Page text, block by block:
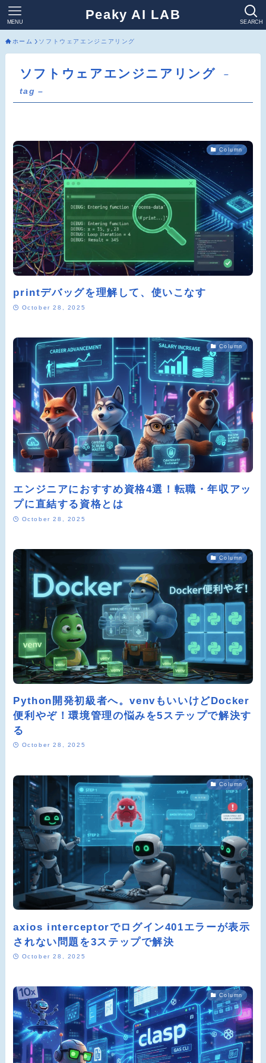
Peaky AI LAB SEARCH
MENU
ホーム ソフトウェアエンジニアリング
ソフトウェアエンジニアリング
–
tag –
Column
printデバッグを理解して、使いこなす
October 28, 2025
Column
エンジニアにおすすめ資格4選！転職・年収アッ
プに直結する資格とは
October 28, 2025
Column
Python開発初級者へ。venvもいいけどDocker
便利やぞ！環境管理の悩みを5ステップで解決す
る
October 28, 2025
Column
axios interceptorでログイン401エラーが表示
されない問題を3ステップで解決
October 28, 2025
Column